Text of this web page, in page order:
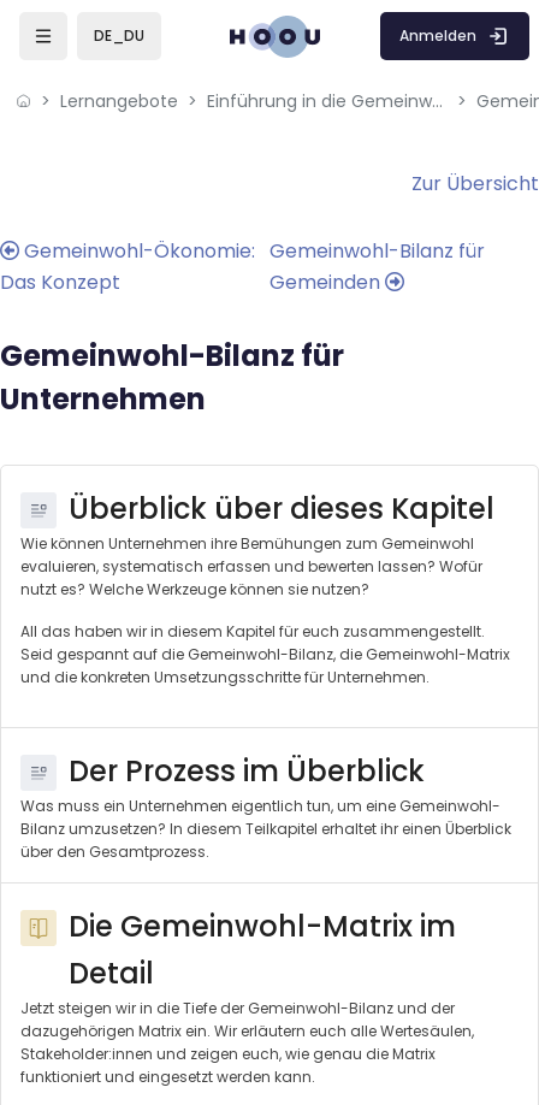
Skip to sidebar navigation menu
Skip to mobile navigation menu
DE_DU Anmelden
Lernangebote Einführung in die Gemeinwohl-Ökonomie (GWÖ)
Zur Übersicht
Gemeinwohl-Ökonomie:
Das Konzept
Gemeinwohl-Bilanz für
Gemeinden
Gemeinwohl-Bilanz für
Unternehmen
Überblick über dieses Kapitel
Wie können Unternehmen ihre Bemühungen zum Gemeinwohl
evaluieren, systematisch erfassen und bewerten lassen? Wofür
nutzt es? Welche Werkzeuge können sie nutzen?
All das haben wir in diesem Kapitel für euch zusammengestellt.
Seid gespannt auf die Gemeinwohl-Bilanz, die Gemeinwohl-Matrix
und die konkreten Umsetzungsschritte für Unternehmen.
Der Prozess im Überblick
Was muss ein Unternehmen eigentlich tun, um eine Gemeinwohl-
Bilanz umzusetzen? In diesem Teilkapitel erhaltet ihr einen Überblick
über den Gesamtprozess.
Die Gemeinwohl-Matrix im
Detail
Jetzt steigen wir in die Tiefe der Gemeinwohl-Bilanz und der
dazugehörigen Matrix ein. Wir erläutern euch alle Wertesäulen,
Stakeholder:innen und zeigen euch, wie genau die Matrix
funktioniert und eingesetzt werden kann.